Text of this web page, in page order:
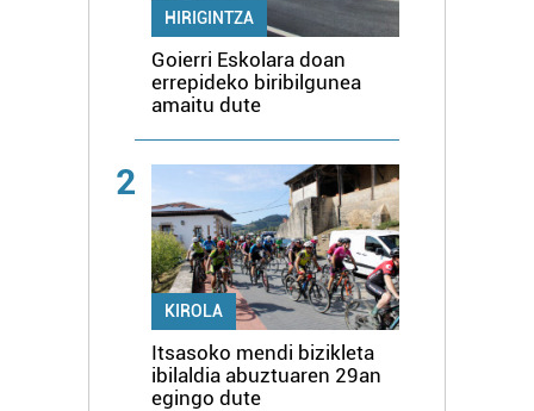
HIRIGINTZA
Goierri Eskolara doan
errepideko biribilgunea
amaitu dute
2
KIROLA
Itsasoko mendi bizikleta
ibilaldia abuztuaren 29an
egingo dute